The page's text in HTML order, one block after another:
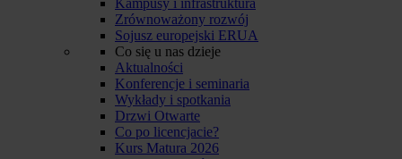
Zrównoważony rozwój
Sojusz europejski ERUA
Co się u nas dzieje
Aktualności
Konferencje i seminaria
Wykłady i spotkania
Drzwi Otwarte
Co po licencjacie?
Kurs Matura 2026